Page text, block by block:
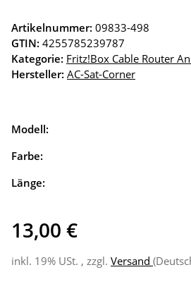
Artikelnummer: 09833-498
GTIN: 4255785239787
Kategorie: Fritz!Box Cable Router
Hersteller: AC-Sat-Corner
Modell:
Farbe:
Länge:
13,00 €
inkl. 19% USt. , zzgl. Versand